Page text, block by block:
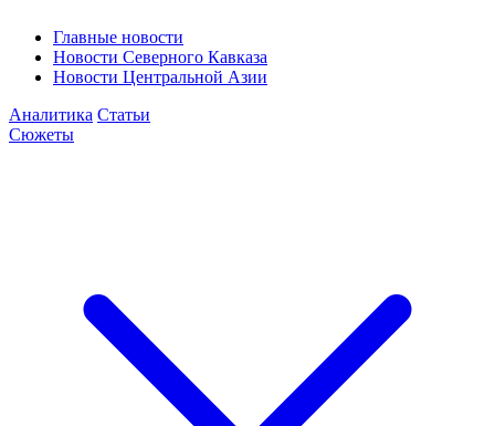
Главные новости
Новости Северного Кавказа
Новости Центральной Азии
Аналитика Статьи
Сюжеты